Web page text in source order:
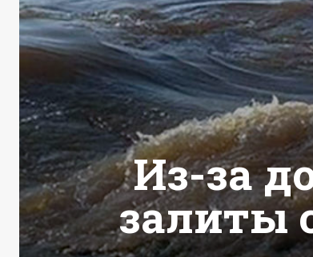
Из-за
залиты